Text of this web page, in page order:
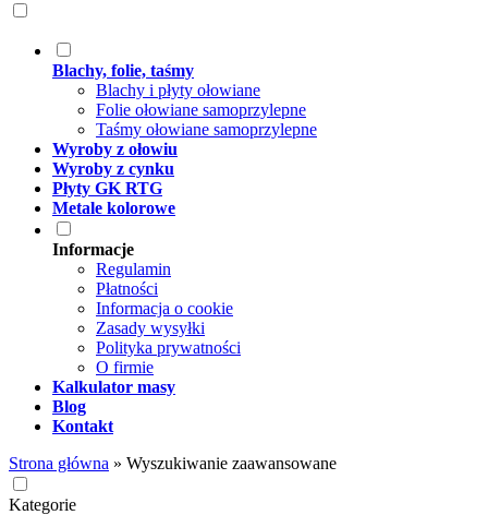
Blachy, folie, taśmy
Blachy i płyty ołowiane
Folie ołowiane samoprzylepne
Taśmy ołowiane samoprzylepne
Wyroby z ołowiu
Wyroby z cynku
Płyty GK RTG
Metale kolorowe
Informacje
Regulamin
Płatności
Informacja o cookie
Zasady wysyłki
Polityka prywatności
O firmie
Kalkulator masy
Blog
Kontakt
Strona główna » Wyszukiwanie zaawansowane
Kategorie